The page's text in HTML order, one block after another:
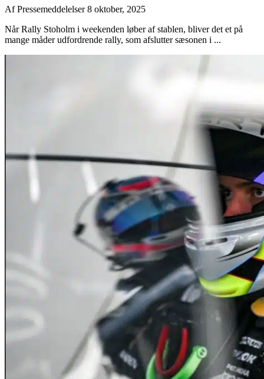
AfPressemeddelelser8 oktober, 2025
Når Rally Stoholm i weekenden løber af stablen, bliver det et på
mange måder udfordrende rally, som afslutter sæsonen i ...